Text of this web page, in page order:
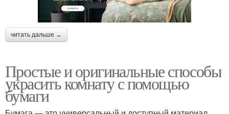
читать дальше →
Простые и оригинальные способы
украсить комнату с помощью
бумаги